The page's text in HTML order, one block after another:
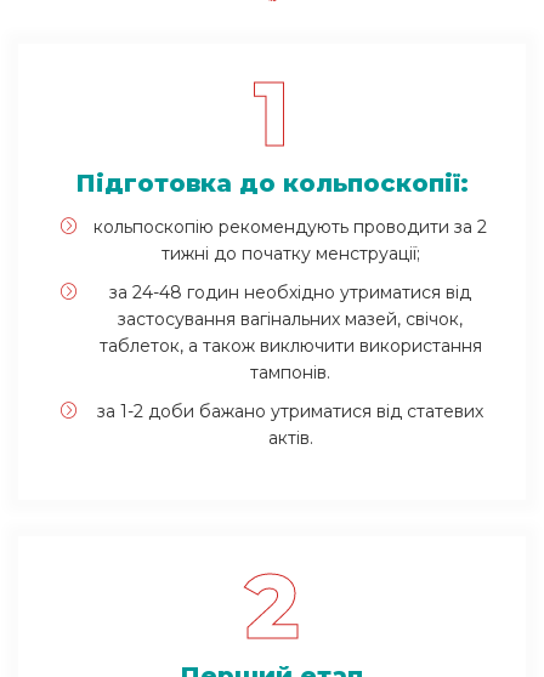
1
Підготовка до кольпоскопії:
кольпоскопію рекомендують проводити за 2
тижні до початку менструації;
за 24-48 годин необхідно утриматися від
застосування вагінальних мазей, свічок,
таблеток, а також виключити використання
тампонів.
за 1-2 доби бажано утриматися від статевих
актів.
2